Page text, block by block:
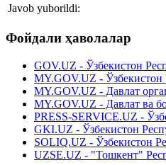
Javob yuborildi:
Фойдали ҳаволалар
GOV.UZ - Ўзбекистон
MY.GOV.UZ - Ўзбекистон
MY.GOV.UZ - Давлат
MY.GOV.UZ - Давлат ва
PRESS-SERVICE.UZ -
GKI.UZ - Ўзбекистон
SOLIQ.UZ - Ўзбекистон
UZSE.UZ - "Тошкент"